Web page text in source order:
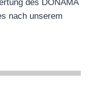
des DONAMA
nach unserem